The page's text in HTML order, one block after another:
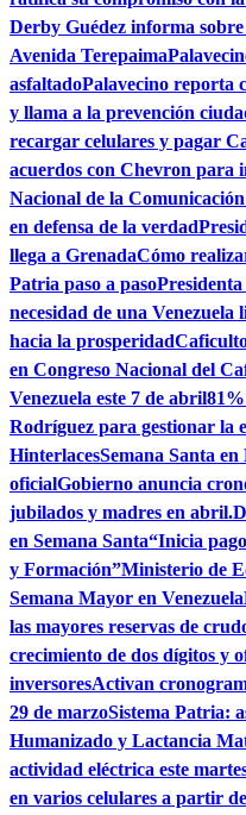
Derby Guédez informa
Avenida Terepaima
asfaltadoPalavecino reporta
y llama a la prevención
recargar celulares y pagar
acuerdos con Chevron para
Nacional de la
en defensa de la verdad
llega a GrenadaCómo
Patria paso a paso
necesidad de una
hacia la prosperidad
en Congreso Nacional del
Venezuela este 7 de abril
Rodríguez para gestionar la
HinterlacesSemana Santa
oficialGobierno anuncia
jubilados y madres en abril.
en Semana Santa“Inicia
y Formación”Ministerio de
Semana Mayor en Venezuela
las mayores reservas de
crecimiento de dos dígitos y
inversoresActivan
29 de marzoSistema Patria:
Humanizado y Lactancia
actividad eléctrica este
en varios celulares a partir